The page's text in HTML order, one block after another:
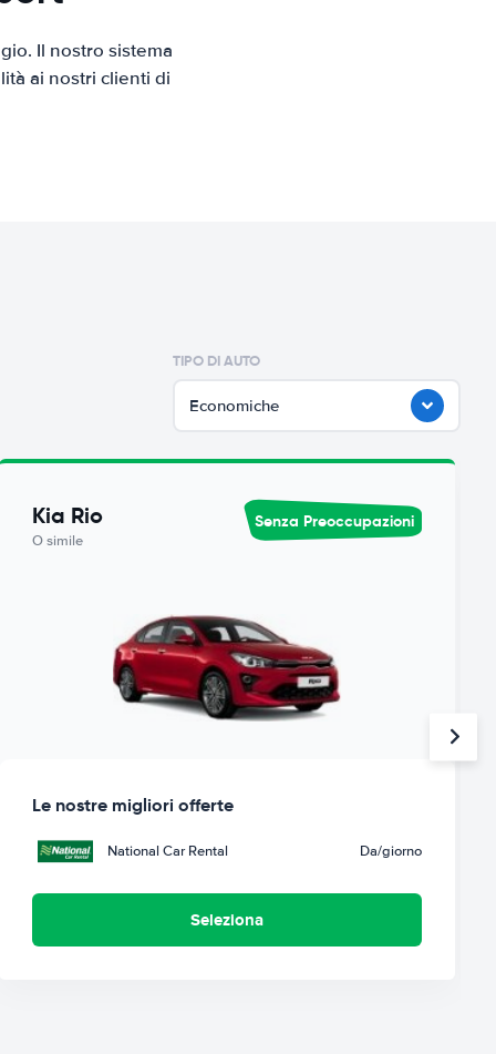
Il nostro sistema
ai nostri clienti di
TIPO DI AUTO
Economiche
Kia Rio
O simile
Senza Preoccupazioni
Le nostre migliori offerte
National Car Rental Da/giorno
Seleziona